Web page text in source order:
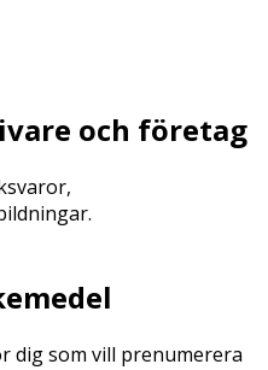
och företag
dig som vill prenumerera